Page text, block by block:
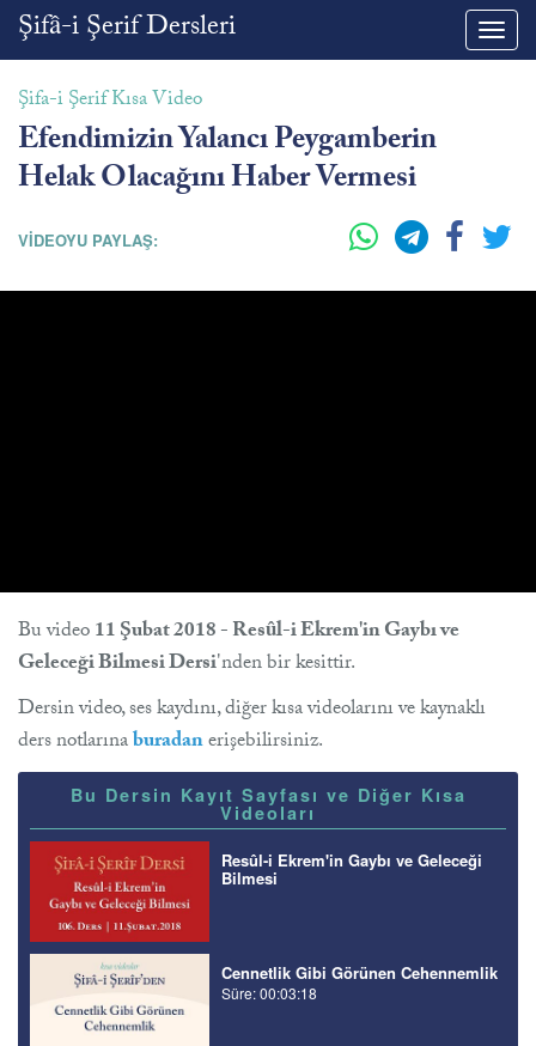
Şifâ-i Şerif Dersleri
Şifa-i Şerif Kısa Video
Efendimizin Yalancı Peygamberin
Helak Olacağını Haber Vermesi
VİDEOYU PAYLAŞ:
Bu video11 Şubat 2018 - Resûl-i Ekrem'in Gaybı ve
Geleceği Bilmesi Dersi'nden bir kesittir.
Dersin video, ses kaydını, diğer kısa videolarını ve kaynaklı
ders notlarınaburadanerişebilirsiniz.
Bu Dersin Kayıt Sayfası ve Diğer Kısa
Videoları
Resûl-i Ekrem'in Gaybı ve Geleceği
Bilmesi
Cennetlik Gibi Görünen Cehennemlik
Süre: 00:03:18